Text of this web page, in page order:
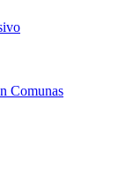
Comunas